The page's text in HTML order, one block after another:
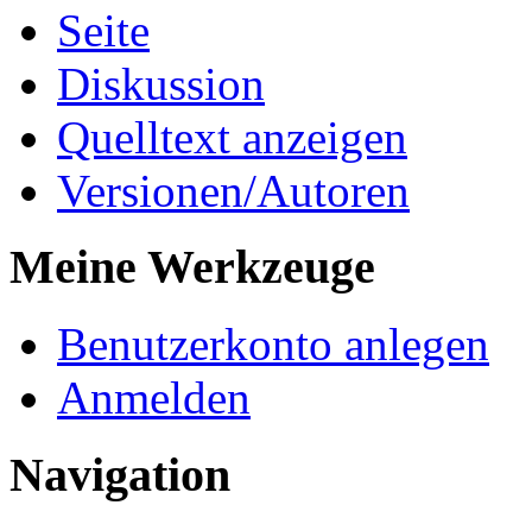
Seite
Diskussion
Quelltext anzeigen
Versionen/Autoren
Meine Werkzeuge
Benutzerkonto anlegen
Anmelden
Navigation